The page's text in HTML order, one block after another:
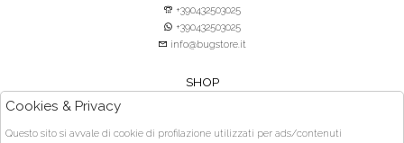
+390432503025
+390432503025
info@bugstore.it
SHOP
ACQUISTO SICURO
Cookies & Privacy
Questo sito si avvale di cookie di profilazione utilizzati per ads/contenuti